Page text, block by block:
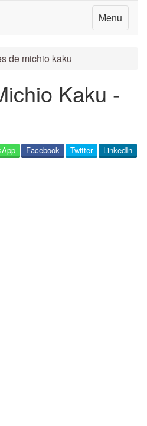
Menu
de michio kaku
Kaku -
LinkedIn
Twitter
Facebook